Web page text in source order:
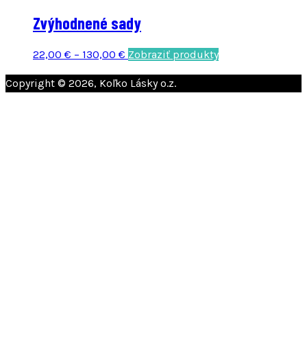
Zvýhodnené sady
22,00 € – 130,00 € Zobraziť produkty
Copyright © 2026, Koľko Lásky o.z.